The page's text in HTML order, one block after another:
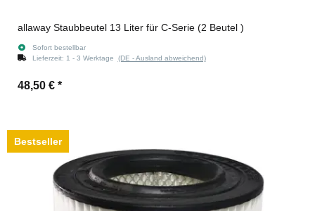
allaway Staubbeutel 13 Liter für C-Serie (2 Beutel )
Sofort bestellbar
Lieferzeit: 1 - 3 Werktage (DE - Ausland abweichend)
48,50 € *
Bestseller